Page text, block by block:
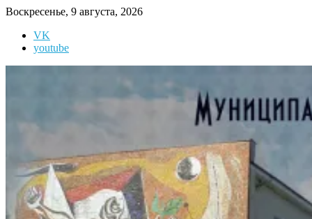
Перейти
содержимому
Воскресенье, 9 августа, 2026
VK
youtube